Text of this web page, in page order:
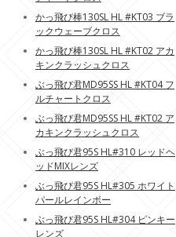
かっ飛び棒130SL HL #KT03 ブラ
ックウェーブクロス
かっ飛び棒130SL HL #KT02 アカ
キンクラッシュクロス
ぶっ飛び君MD95SS HL #KT04 フ
ルチャートクロス
ぶっ飛び君MD95SS HL #KT02 ア
カキンクラッシュクロス
ぶっ飛び君95S HL#310 レッドヘ
ッドMIXレンズ
ぶっ飛び君95S HL#305 ホワイト
パールレインボー
ぶっ飛び君95S HL#304 ピンキー
レンズ